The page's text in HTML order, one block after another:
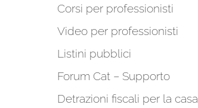
Corsi per professionisti
Video per professionisti
Listini pubblici
Forum Cat – Supporto
Detrazioni fiscali per la casa